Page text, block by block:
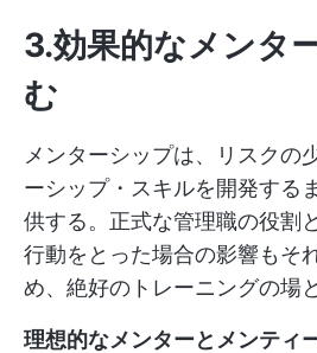
3.効果的なメンタ
む
メンターシップは、リスクの
ーシップ・スキルを開発する
供する。正式な管理職の役割
行動をとった場合の影響もそ
め、絶好のトレーニングの場
理想的なメンターとメンティ